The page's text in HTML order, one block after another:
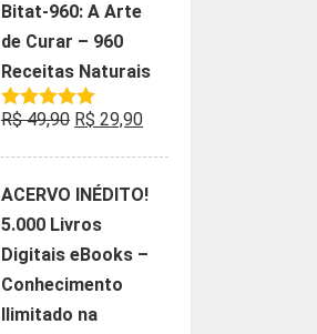
era:
R$ 85,90.
é:
Bitat-960: A Arte
de Curar – 960
Receitas Naturais
Avaliação
R$49,90 O
era:
R$ 49,90.
R$ 29,90O
é:
ACERVO INÉDITO!
5.000 Livros
Digitais eBooks –
Conhecimento
Ilimitado na